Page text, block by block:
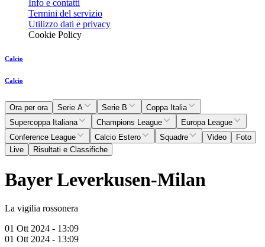
Info e contatti
Termini del servizio
Utilizzo dati e privacy
Cookie Policy
Calcio
Calcio
Ora per ora Serie A Serie B
Coppa Italia
Supercoppa Italiana
Champions League
Europa League
Conference League
Calcio Estero Squadre Video
Foto
Live
Risultati e Classifiche
Bayer Leverkusen-Milan
La vigilia rossonera
01 Ott 2024 - 13:09
01 Ott 2024 - 13:09